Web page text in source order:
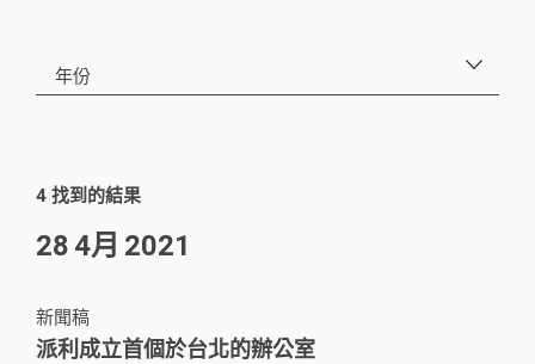
年份
2020 2
2019 1
4 找到的結果
28 4月 2021
新聞稿
派利成立首個於台北的辦公室